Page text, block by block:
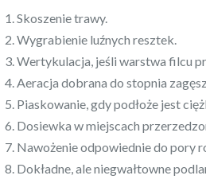
Skoszenie trawy.
Wygrabienie luźnych resztek.
Wertykulacja, jeśli warstwa filcu
Aeracja dobrana do stopnia
Piaskowanie, gdy podłoże jest
Dosiewka w miejscach
Nawożenie odpowiednie do pory
Dokładne, ale niegwałtowne